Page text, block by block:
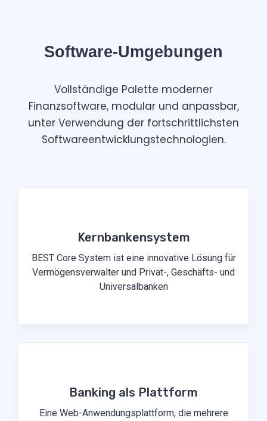
Software-Umgebungen
Vollständige Palette moderner
Finanzsoftware, modular und anpassbar,
unter Verwendung der fortschrittlichsten
Softwareentwicklungstechnologien.
Kernbankensystem
BEST Core System ist eine innovative Lösung für
Vermögensverwalter und Privat-, Geschäfts- und
Universalbanken
Banking als Plattform
Eine Web-Anwendungsplattform, die mehrere